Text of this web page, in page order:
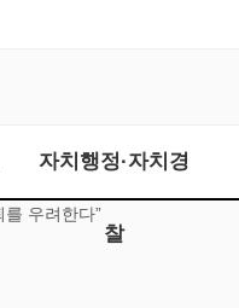
자치행정·자치경
찰
우려한다”